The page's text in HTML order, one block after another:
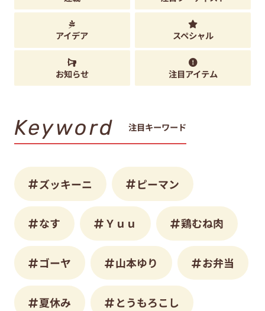
アイデア スペシャル
お知らせ 注目アイテム
Keyword 注目キーワード
ズッキーニ ピーマン
なす Ｙｕｕ 鶏むね肉
ゴーヤ 山本ゆり お弁当
夏休み とうもろこし